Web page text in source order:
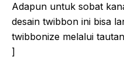
Adapun untuk sobat
desain twibbon ini bisa
twibbonize melalui
]